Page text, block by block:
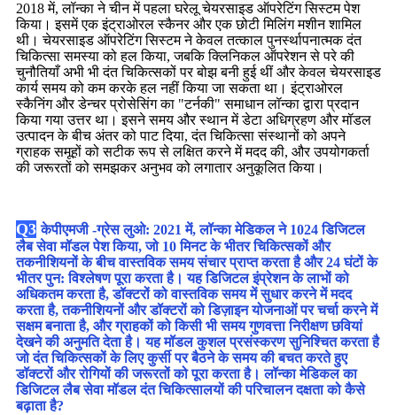
2018 में, लॉन्का ने चीन में पहला घरेलू चेयरसाइड ऑपरेटिंग सिस्टम पेश
किया। इसमें एक इंट्राओरल स्कैनर और एक छोटी मिलिंग मशीन शामिल
थी। चेयरसाइड ऑपरेटिंग सिस्टम ने केवल तत्काल पुनर्स्थापनात्मक दंत
चिकित्सा समस्या को हल किया, जबकि क्लिनिकल ऑपरेशन से परे की
चुनौतियाँ अभी भी दंत चिकित्सकों पर बोझ बनी हुई थीं और केवल चेयरसाइड
कार्य समय को कम करके हल नहीं किया जा सकता था। इंट्राओरल
स्कैनिंग और डेन्चर प्रोसेसिंग का "टर्नकी" समाधान लॉन्का द्वारा प्रदान
किया गया उत्तर था। इसने समय और स्थान में डेटा अधिग्रहण और मॉडल
उत्पादन के बीच अंतर को पाट दिया, दंत चिकित्सा संस्थानों को अपने
ग्राहक समूहों को सटीक रूप से लक्षित करने में मदद की, और उपयोगकर्ता
की जरूरतों को समझकर अनुभव को लगातार अनुकूलित किया।
Q3 केपीएमजी -ग्रेस लुओ: 2021 में, लॉन्का मेडिकल ने 1024 डिजिटल
लैब सेवा मॉडल पेश किया, जो 10 मिनट के भीतर चिकित्सकों और
तकनीशियनों के बीच वास्तविक समय संचार प्राप्त करता है और 24 घंटों के
भीतर पुन: विश्लेषण पूरा करता है। यह डिजिटल इंप्रेशन के लाभों को
अधिकतम करता है, डॉक्टरों को वास्तविक समय में सुधार करने में मदद
करता है, तकनीशियनों और डॉक्टरों को डिज़ाइन योजनाओं पर चर्चा करने में
सक्षम बनाता है, और ग्राहकों को किसी भी समय गुणवत्ता निरीक्षण छवियां
देखने की अनुमति देता है। यह मॉडल कुशल प्रसंस्करण सुनिश्चित करता है
जो दंत चिकित्सकों के लिए कुर्सी पर बैठने के समय की बचत करते हुए
डॉक्टरों और रोगियों की जरूरतों को पूरा करता है। लॉन्का मेडिकल का
डिजिटल लैब सेवा मॉडल दंत चिकित्सालयों की परिचालन दक्षता को कैसे
बढ़ाता है?